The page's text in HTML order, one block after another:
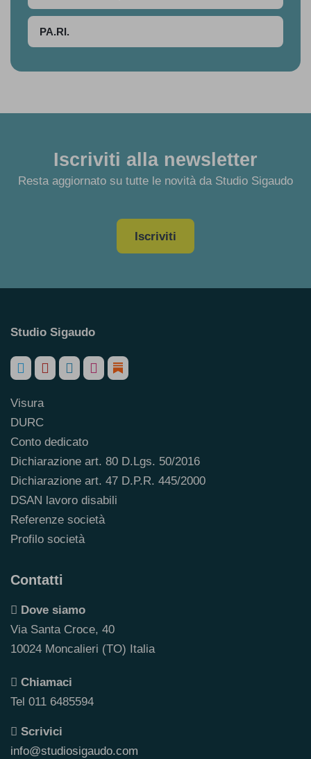
PA.RI.
Iscriviti alla newsletter
Resta aggiornato su tutte le novità da Studio Sigaudo
Iscriviti
Studio Sigaudo
Visura
DURC
Conto dedicato
Dichiarazione art. 80 D.Lgs. 50/2016
Dichiarazione art. 47 D.P.R. 445/2000
DSAN lavoro disabili
Referenze società
Profilo società
Contatti
Dove siamo
Via Santa Croce, 40
10024 Moncalieri (TO) Italia
Chiamaci
Tel 011 6485594
Scrivici
info@studiosigaudo.com